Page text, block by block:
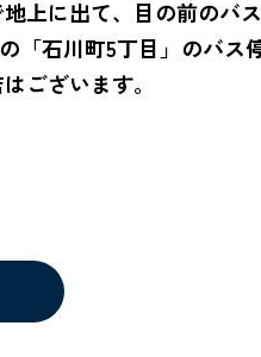
上に出て、目の前のバ
「石川町5丁目」のバス
ございます。